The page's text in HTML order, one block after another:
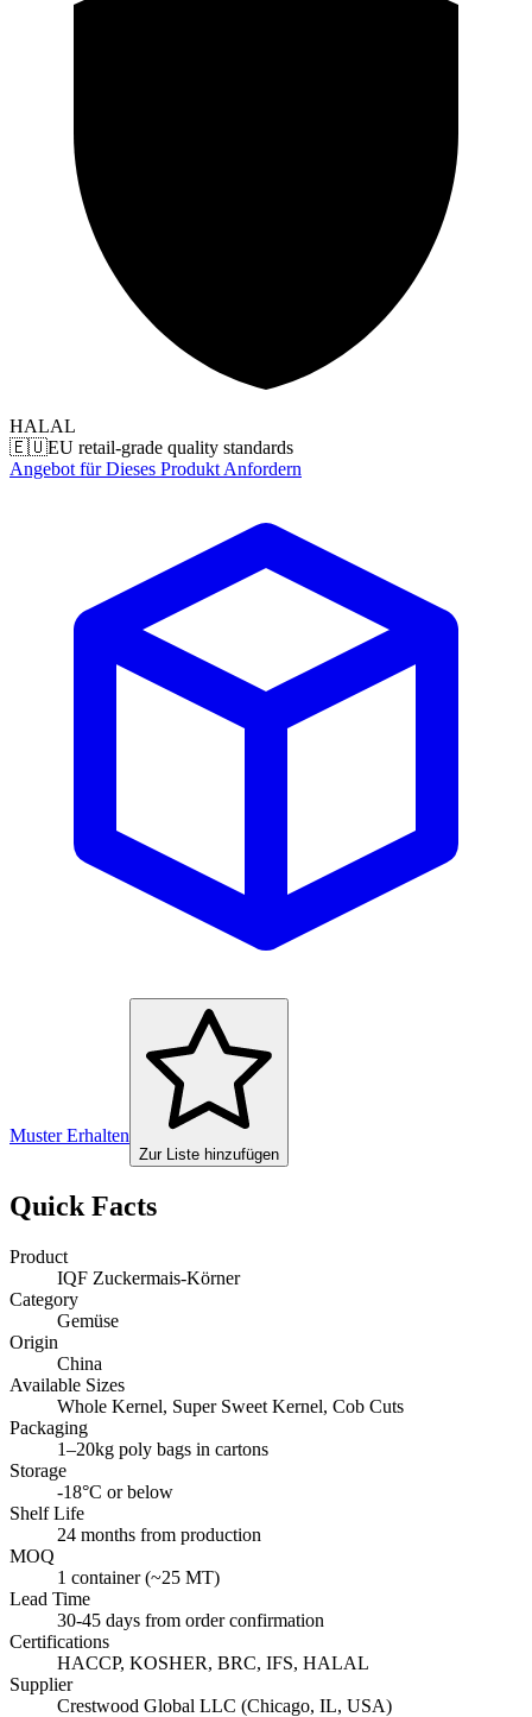
HALAL
🇪🇺EU retail-grade quality standards
Angebot für Dieses Produkt Anfordern
Muster Erhalten
Zur Liste hinzufügen
Quick Facts
Product
IQF Zuckermais-Körner
Category
Gemüse
Origin
China
Available Sizes
Whole Kernel, Super Sweet Kernel, Cob Cuts
Packaging
1–20kg poly bags in cartons
Storage
-18°C or below
Shelf Life
24 months from production
MOQ
1 container (~25 MT)
Lead Time
30-45 days from order confirmation
Certifications
HACCP, KOSHER, BRC, IFS, HALAL
Supplier
Crestwood Global LLC (Chicago, IL, USA)